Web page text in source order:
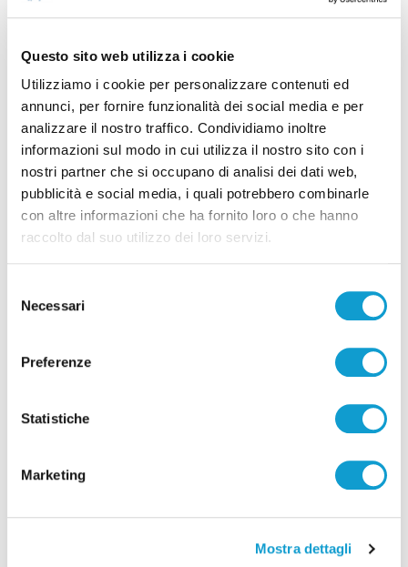
Questo sito web utilizza i cookie
Utilizziamo i cookie per personalizzare contenuti ed
annunci, per fornire funzionalità dei social media e per
analizzare il nostro traffico. Condividiamo inoltre
informazioni sul modo in cui utilizza il nostro sito con i
nostri partner che si occupano di analisi dei dati web,
pubblicità e social media, i quali potrebbero combinarle
con altre informazioni che ha fornito loro o che hanno
raccolto dal suo utilizzo dei loro servizi.
delNecessari
Preferenze
Statistiche
Marketing
Mostra dettagli
dei vigili del fuoco, conducente soccorsa dal 118
Tutti gli articoli